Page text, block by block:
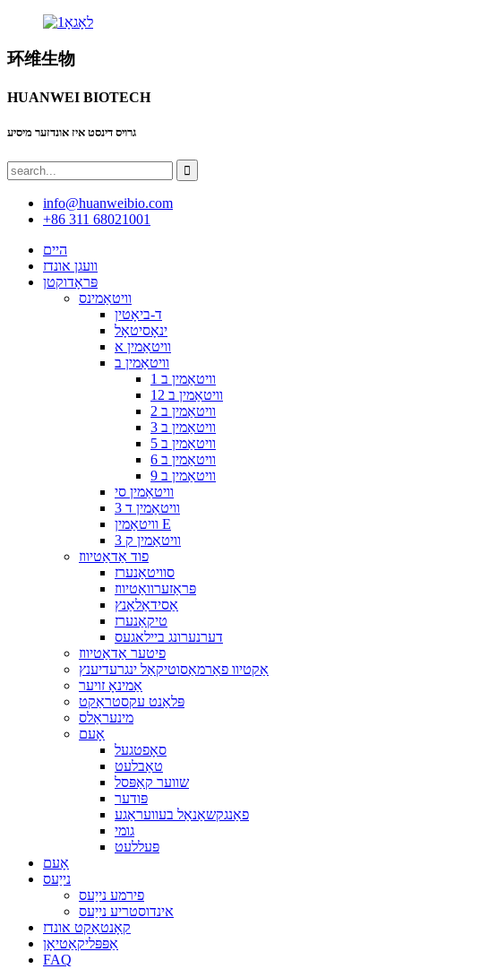
环维生物
HUANWEI BIOTECH
גרויס דינסט איז אונדזער מיסיע
info@huanweibio.com
+86 311 68021001
היים
וועגן אונדז
פּראָדוקטן
וויטאַמינס
ד-ביאָטין
ינאָסיטאָל
וויטאַמין א
וויטאַמין ב
וויטאַמין ב 1
וויטאַמין ב 12
וויטאַמין ב 2
וויטאַמין ב 3
וויטאַמין ב 5
וויטאַמין ב 6
וויטאַמין ב 9
וויטאַמין סי
וויטאַמין ד 3
וויטאַמין E
וויטאַמין ק 3
פוד אַדאַטיווז
סוויטאַנערז
פּראַזערוואַטיווז
אַסידאַלאַנץ
טיקאַנערז
דערנערונג ביילאגעס
פיטער אַדאַטיווז
אַקטיוו פאַרמאַסוטיקאַל ינגרעדיענץ
אַמינאָ זויער
פּלאַנט עקסטראַקט
מינעראַלס
אָעם
סאָפטגעל
טאַבלעט
שווער קאַפּסל
פּודער
פאַנגקשאַנאַל בעוועראַגע
גומי
פּעללעט
אָעם
נייַעס
פירמע נייַעס
אינדוסטריע נייַעס
קאָנטאַקט אונדז
אַפּפּליקאַטיאָן
FAQ